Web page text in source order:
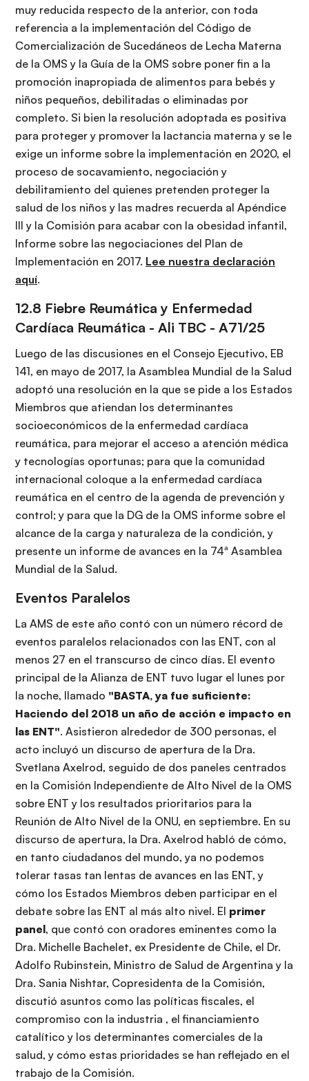
muy reducida respecto de la anterior, con toda
referencia a la implementación del Código de
Comercialización de Sucedáneos de Lecha Materna
de la OMS y la Guía de la OMS sobre poner fin a la
promoción inapropiada de alimentos para bebés y
niños pequeños, debilitadas o eliminadas por
completo. Si bien la resolución adoptada es positiva
para proteger y promover la lactancia materna y se le
exige un informe sobre la implementación en 2020, el
proceso de socavamiento, negociación y
debilitamiento del quienes pretenden proteger la
salud de los niños y las madres recuerda al Apéndice
III y la Comisión para acabar con la obesidad infantil,
Informe sobre las negociaciones del Plan de
Implementación en 2017. Lee nuestra declaración
aquí.
12.8 Fiebre Reumática y Enfermedad
Cardíaca Reumática - Ali TBC - A71/25
Luego de las discusiones en el Consejo Ejecutivo, EB
141, en mayo de 2017, la Asamblea Mundial de la Salud
adoptó una resolución en la que se pide a los Estados
Miembros que atiendan los determinantes
socioeconómicos de la enfermedad cardíaca
reumática, para mejorar el acceso a atención médica
y tecnologías oportunas; para que la comunidad
internacional coloque a la enfermedad cardíaca
reumática en el centro de la agenda de prevención y
control; y para que la DG de la OMS informe sobre el
alcance de la carga y naturaleza de la condición, y
presente un informe de avances en la 74ª Asamblea
Mundial de la Salud.
Eventos Paralelos
La AMS de este año contó con un número récord de
eventos paralelos relacionados con las ENT, con al
menos 27 en el transcurso de cinco días. El evento
principal de la Alianza de ENT tuvo lugar el lunes por
la noche, llamado "BASTA, ya fue suficiente:
Haciendo del 2018 un año de acción e impacto en
las ENT". Asistieron alrededor de 300 personas, el
acto incluyó un discurso de apertura de la Dra.
Svetlana Axelrod, seguido de dos paneles centrados
en la Comisión Independiente de Alto Nivel de la OMS
sobre ENT y los resultados prioritarios para la
Reunión de Alto Nivel de la ONU, en septiembre. En su
discurso de apertura, la Dra. Axelrod habló de cómo,
en tanto ciudadanos del mundo, ya no podemos
tolerar tasas tan lentas de avances en las ENT, y
cómo los Estados Miembros deben participar en el
debate sobre las ENT al más alto nivel. El primer
panel, que contó con oradores eminentes como la
Dra. Michelle Bachelet, ex Presidente de Chile, el Dr.
Adolfo Rubinstein, Ministro de Salud de Argentina y la
Dra. Sania Nishtar, Copresidenta de la Comisión,
discutió asuntos como las políticas fiscales, el
compromiso con la industria , el financiamiento
catalítico y los determinantes comerciales de la
salud, y cómo estas prioridades se han reflejado en el
trabajo de la Comisión.